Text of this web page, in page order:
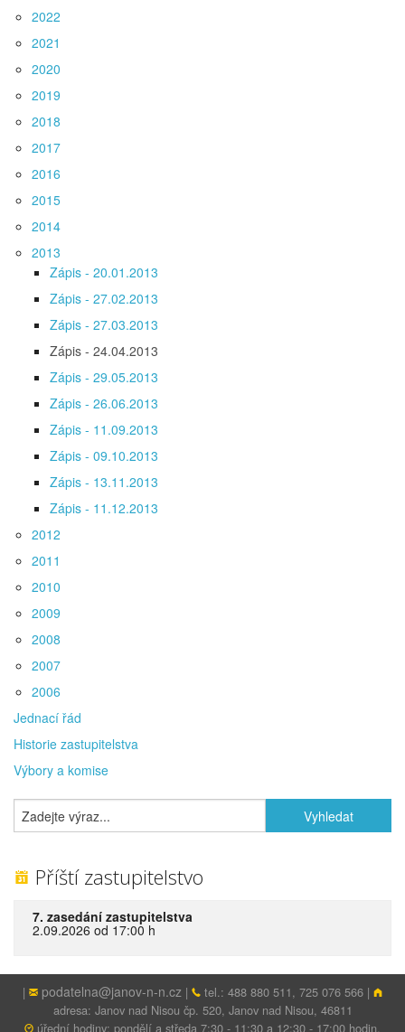
2022
2021
2020
2019
2018
2017
2016
2015
2014
2013
Zápis - 20.01.2013
Zápis - 27.02.2013
Zápis - 27.03.2013
Zápis - 24.04.2013
Zápis - 29.05.2013
Zápis - 26.06.2013
Zápis - 11.09.2013
Zápis - 09.10.2013
Zápis - 13.11.2013
Zápis - 11.12.2013
2012
2011
2010
2009
2008
2007
2006
Jednací řád
Historie zastupitelstva
Výbory a komise
Příští zastupitelstvo
7. zasedání zastupitelstva
2.09.2026 od 17:00 h
| podatelna@janov-n-n.cz |
tel.: 488 880 511, 725 076 566 |
adresa: Janov nad Nisou čp. 520, Janov nad Nisou, 46811
úřední hodiny: pondělí a středa 7:30 - 11:30 a 12:30 - 17:00 hodin,